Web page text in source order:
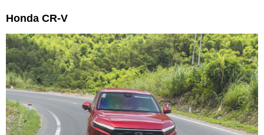
Honda CR-V